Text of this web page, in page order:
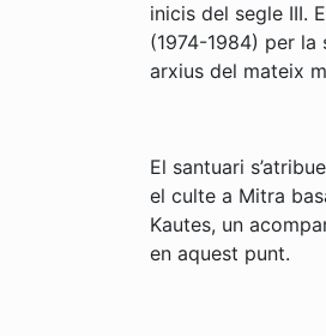
inicis del segle III.
(1974-1984) per
arxius del mateix
El santuari
el culte a Mitra
Kautes, un
en aquest punt.